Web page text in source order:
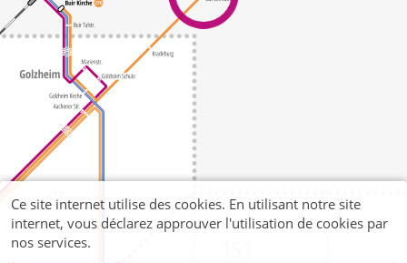
Ce site internet utilise des cookies. En utilisant notre site
internet, vous déclarez approuver l'utilisation de cookies par
nos services.